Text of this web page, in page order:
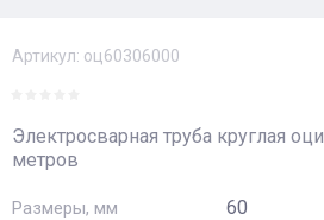
Артикул: оц60306000
Электросварная труба круглая
метров
Размеры, мм 60